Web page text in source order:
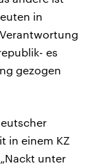
in
es
gezogen
in einem KZ
unter